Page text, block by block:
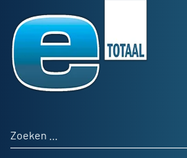
Zoeken naar:
HOME
PRODUCTNIEUWS
ACHTERGROND
THEMA’S